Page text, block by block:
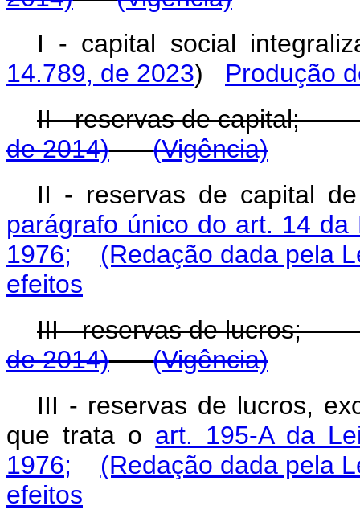
I - capital social
14.789, de 2023) Produção
II - reservas de
de 2014)
(Vigência)
II - reservas de capital
parágrafo único do art. 14
1976;
(Redação dada pela
efeitos
III - reservas de
de 2014)
(Vigência)
III - reservas de lucros,
que trata o art. 195-A da
1976;
(Redação dada pela
efeitos